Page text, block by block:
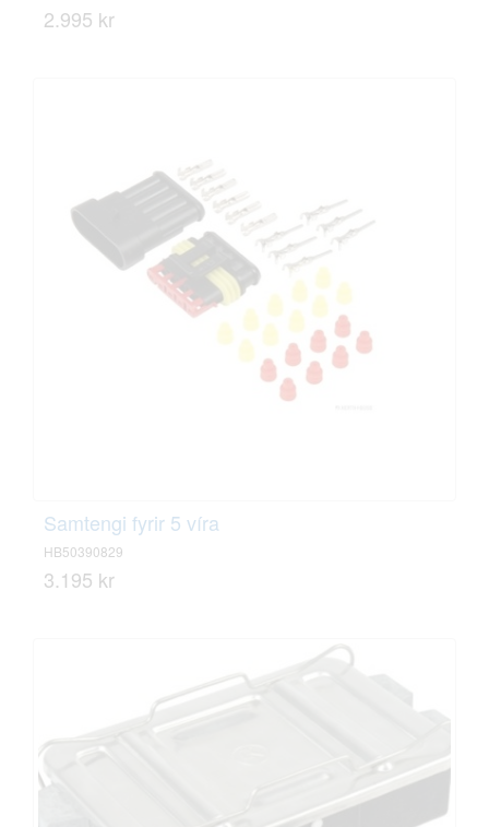
2.995 kr
Samtengi fyrir 5 víra
HB50390829
3.195 kr